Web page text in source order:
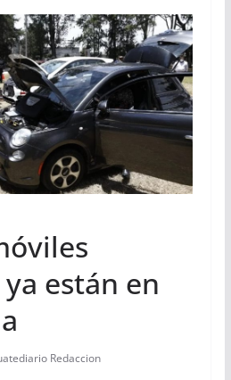
están en
Redaccion